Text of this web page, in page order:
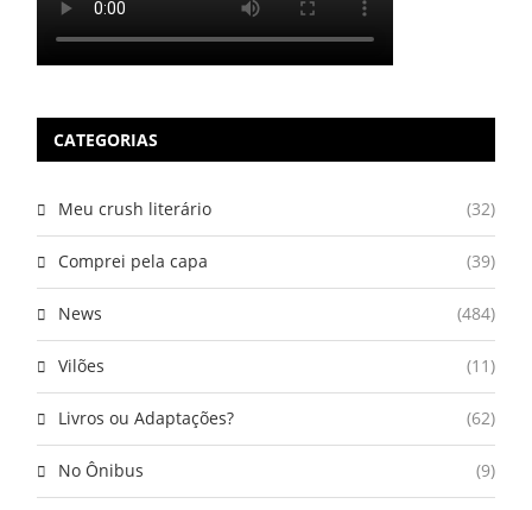
CATEGORIAS
Meu crush literário (32)
Comprei pela capa (39)
News (484)
Vilões (11)
Livros ou Adaptações? (62)
No Ônibus (9)